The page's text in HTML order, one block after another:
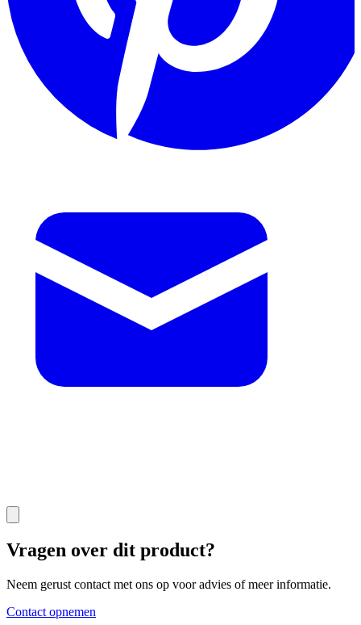
Vragen over dit product?
Neem gerust contact met ons op voor advies of meer informatie.
Contact opnemen